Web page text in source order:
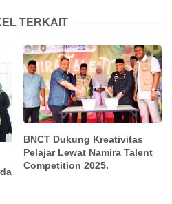
TERKAIT
BNCT Dukung Kreativitas
Pelajar Lewat Namira Talent
Competition 2025.